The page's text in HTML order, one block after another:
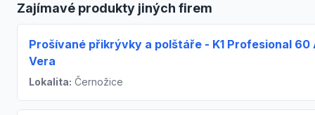
Zajímavé produkty jiných firem
Prošívané přikrývky a polštáře - K1 Profesional 60
Vera
Lokalita: Černožice